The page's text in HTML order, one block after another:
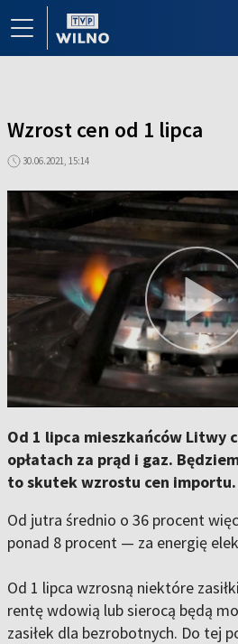
Wzrost cen od 1 lipca
30.06.2021, 15:14
Od 1 lipca mieszkańców Litwy
opłatach za prąd i gaz.
to skutek wzrostu cen importu.
Od jutra średnio o 36 procent
ponad 8 procent — za energię
Od 1 lipca wzrosną niektóre
rentę wdowią lub sierocą będą
zasiłek dla bezrobotnych. Do tej